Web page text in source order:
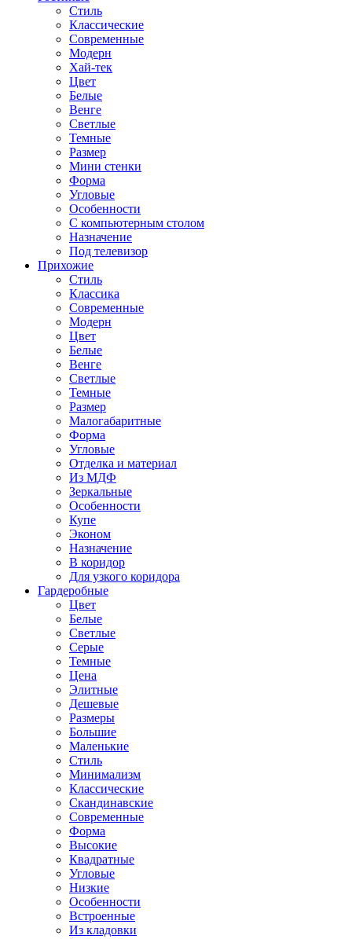
Стиль
Классические
Современные
Модерн
Хай-тек
Цвет
Белые
Венге
Светлые
Темные
Размер
Мини стенки
Форма
Угловые
Особенности
С компьютерным столом
Назначение
Под телевизор
Прихожие
Стиль
Классика
Современные
Модерн
Цвет
Белые
Венге
Светлые
Темные
Размер
Малогабаритные
Форма
Угловые
Отделка и материал
Из МДФ
Зеркальные
Особенности
Купе
Эконом
Назначение
В коридор
Для узкого коридора
Гардеробные
Цвет
Белые
Светлые
Серые
Темные
Цена
Элитные
Дешевые
Размеры
Большие
Маленькие
Стиль
Минимализм
Классические
Скандинавские
Современные
Форма
Высокие
Квадратные
Угловые
Низкие
Особенности
Встроенные
Из кладовки